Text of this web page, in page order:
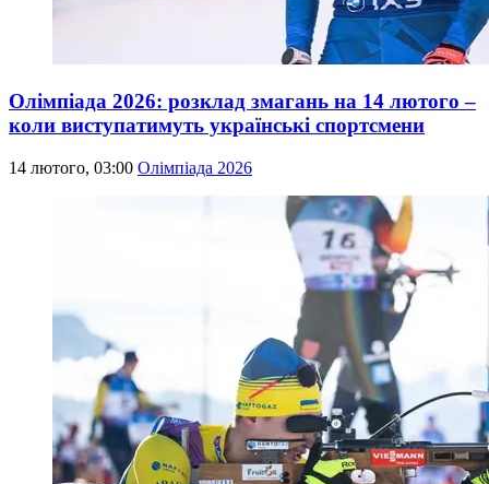
Олімпіада 2026: розклад змагань на 14 лютого –
коли виступатимуть українські спортсмени
14 лютого, 03:00 Олімпіада 2026